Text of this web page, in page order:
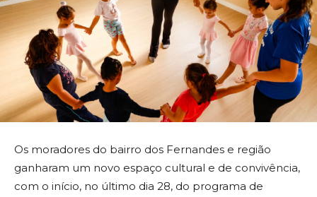
Os moradores do bairro dos Fernandes e região
ganharam um novo espaço cultural e de convivência,
com o início, no último dia 28, do programa de